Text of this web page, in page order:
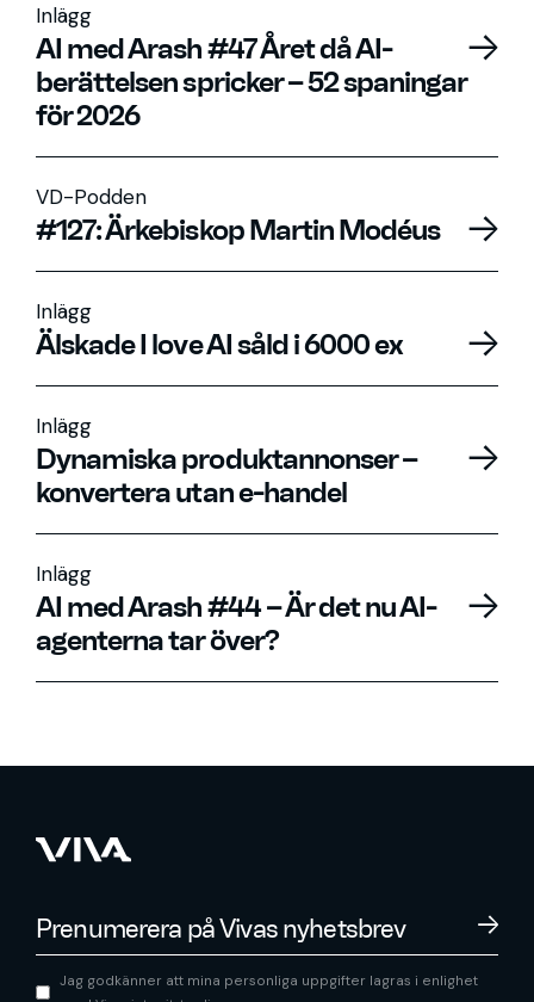
Inlägg
AI med Arash #47 Året då AI-
berättelsen spricker – 52 spaningar
för 2026
VD-Podden
#127: Ärkebiskop Martin Modéus
Inlägg
Älskade I love AI såld i 6000 ex
Inlägg
Dynamiska produktannonser –
konvertera utan e-handel
Inlägg
AI med Arash #44 – Är det nu AI-
agenterna tar över?
Jag godkänner att mina personliga uppgifter lagras i enlighet